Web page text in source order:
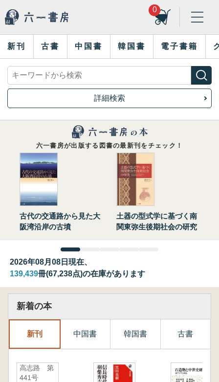
0
新刊 古書 中国書 韓国書 電子書籍
詳細検索
六一書房が出版する図書の最新刊をチェック！
古代の交通路から見た大
阪湾沿岸の古墳
土器の型式学に基づく南
関東弥生後期社会の研究
2026年08月08日現在、
139,439冊(67,238点)の在庫があります
新着の本
新刊 中国書 韓国書 古書
高志路 第
441号